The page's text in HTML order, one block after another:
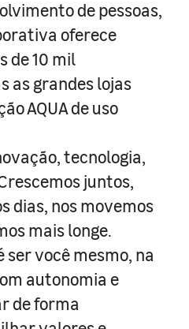
de pessoas,
oferece
de 10 mil
as grandes lojas
AQUA de uso
tecnologia,
juntos,
dias, nos movemos
mais longe.
ser você mesmo, na
autonomia e
de forma